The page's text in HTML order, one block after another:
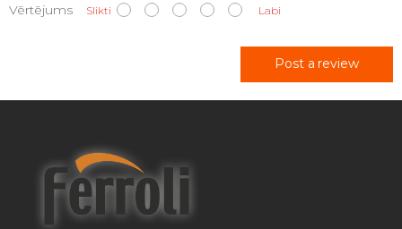
Vērtējums Slikti Labi
Post a review